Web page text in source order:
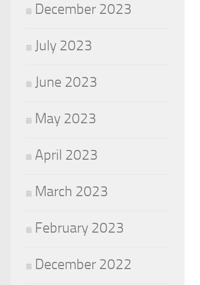
December 2023
July 2023
June 2023
May 2023
April 2023
March 2023
February 2023
December 2022